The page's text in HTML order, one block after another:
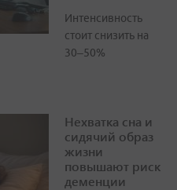
Интенсивность
стоит снизить на
30–50%
Нехватка сна и
сидячий образ
жизни
повышают риск
деменции